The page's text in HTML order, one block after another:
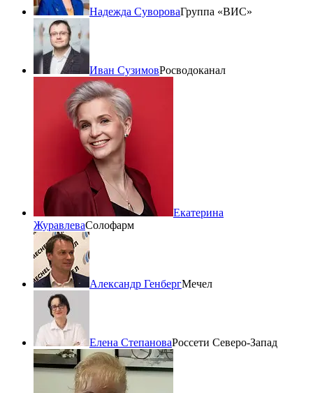
Надежда СувороваГруппа «ВИС»
Иван СузимовРосводоканал
Екатерина
ЖуравлеваСолофарм
Александр ГенбергМечел
Елена СтепановаРоссети Северо-Запад